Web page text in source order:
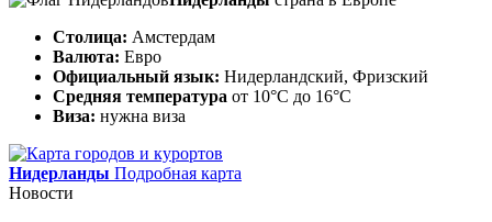
Столица: Амстердам
Валюта: Евро
Официальный язык: Нидерландский, Фризский
Средняя температура от 10°C до 16°C
Виза: нужна виза
Нидерланды Подробная карта
Новости